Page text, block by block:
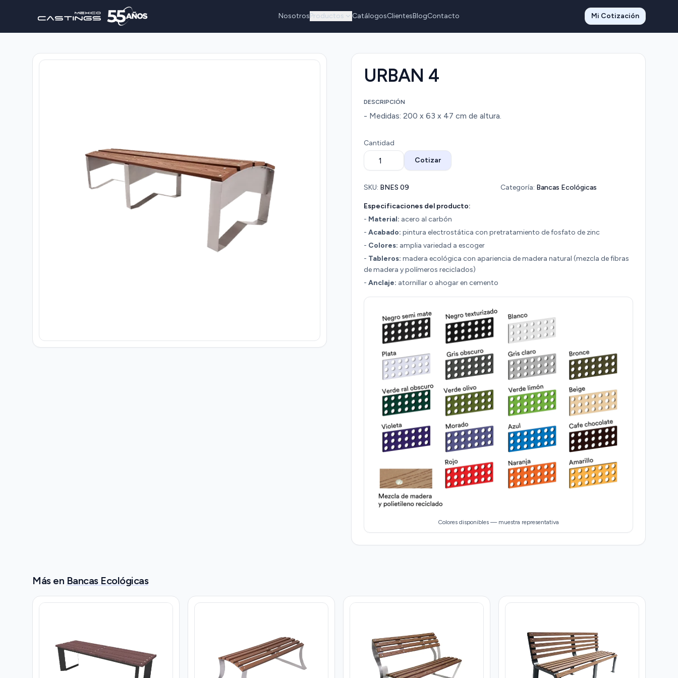
NosotrosProductos CatálogosClientesBlogContacto Mi Cotización
URBAN 4
DESCRIPCIÓN
- Medidas: 200 x 63 x 47 cm de altura.
Cantidad
Cotizar
SKU: BNES 09 Categoría: Bancas Ecológicas
Especificaciones del producto:
- Material: acero al carbón
- Acabado: pintura electrostática con pretratamiento de fosfato de zinc
- Colores: amplia variedad a escoger
- Tableros: madera ecológica con apariencia de madera natural (mezcla de fibras
de madera y polímeros reciclados)
- Anclaje: atornillar o ahogar en cemento
Colores disponibles — muestra representativa
Más en Bancas Ecológicas